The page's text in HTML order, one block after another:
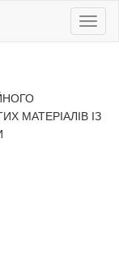
МАТЕРІАЛІВ ІЗ